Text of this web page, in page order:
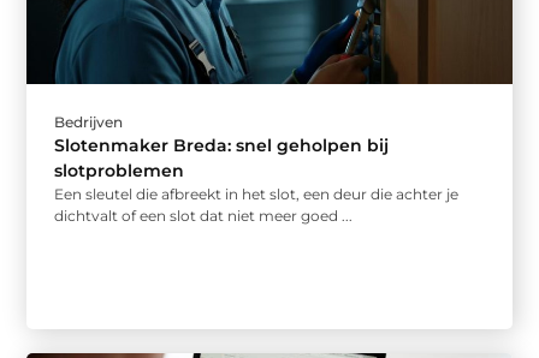
Bedrijven
Slotenmaker Breda: snel geholpen bij
slotproblemen
Een sleutel die afbreekt in het slot, een deur die achter je
dichtvalt of een slot dat niet meer goed ...